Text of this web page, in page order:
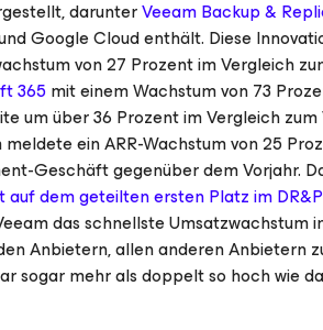
darunterVeeam Backup &
Google Cloud enthält. Diese
von 27 Prozent im Vergleich
365mit einem Wachstum von 73
um über 36 Prozent im Vergleich
ein ARR-Wachstum von 25
Geschäft gegenüber dem Vorjahr.
auf dem geteilten ersten Platz im
das schnellste
Anbietern, allen anderen Anbietern
sogar mehr als doppelt so hoch wie